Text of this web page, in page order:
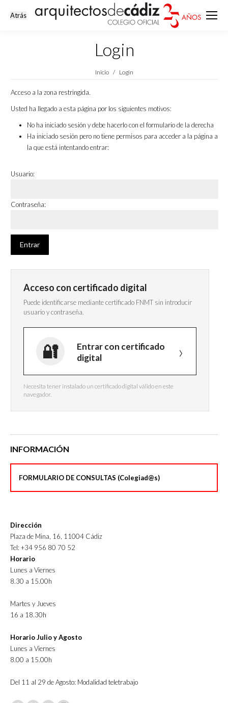
Login
Estás aquí:
Inicio Login
Acceso a la zona restringida.
Usted ha llegado a esta página por los siguientes motivos:
No ha iniciado sesión y debe hacerlo con el formulario de la derecha
Ha iniciado sesión pero no tiene permisos para acceder a la página a
la que está intentando entrar:
Usuario:
Contraseña:
Acceso con certificado digital
Puede identificarse mediante certificado FNMT sin introducir
usuario y contraseña.
Entrar con certificado
digital
Necesita tener instalado un certificado digital válido en este
navegador.
INFORMACIÓN
FORMULARIO DE CONSULTAS (Colegiad@s)
Dirección
Plaza de Mina, 16, 11004 Cádiz
Tel: +34 956 80 70 52
Horario
Lunes a Viernes
8.30 a 15.00h
Martes y Jueves
16 a 18.30h
Horario Julio y Agosto
Lunes a Viernes
8.00 a 15.00h
Del 11 al 29 de Agosto: Modalidad teletrabajo